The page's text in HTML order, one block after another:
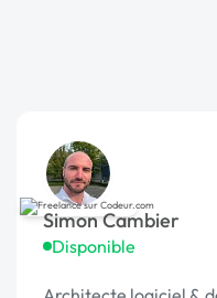
Simon Cambier
Disponible